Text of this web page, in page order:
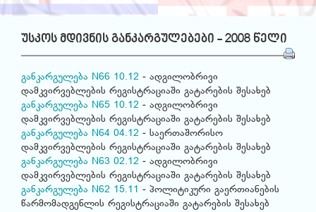
უსკოს მდივნის განკარგულებები - 2008 წელი
განკარგულება N66 10.12 - ადგილობრივი
დამკვირვებლების რეგისტრაციაში გატარების შესახებ
განკარგულება N65 10.12 - ადგილობრივი
დამკვირვებლების რეგისტრაციაში გატარების შესახებ
განკარგულება N64 04.12 - საერთაშორისო
დამკვირვებლების რეგისტრაციაში გატარების შესახებ
განკარგულება N63 02.12 - ადგილობრივი
დამკვირვებლების რეგისტრაციაში გატარების შესახებ
განკარგულება N62 15.11 - პოლიტიკური გაერთიანების
წარმომადგენლის რეგისტრაციაში გატარების შესახებ